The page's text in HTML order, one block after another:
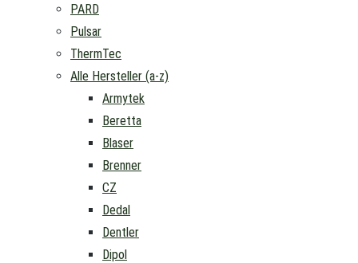
PARD
Pulsar
ThermTec
Alle Hersteller (a-z)
Armytek
Beretta
Blaser
Brenner
CZ
Dedal
Dentler
Dipol